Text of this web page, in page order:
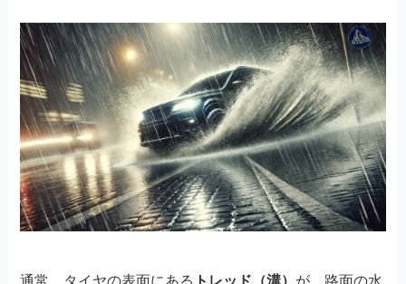
通常、タイヤの表面にある トレッド（溝） が、路面の水